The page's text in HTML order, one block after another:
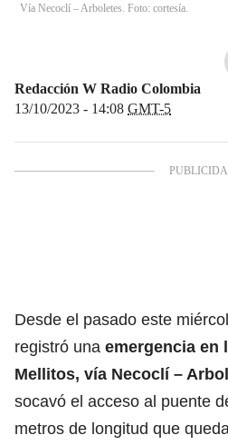
Vía Necoclí – Arboletes. Foto: cortesía.
Redacción W Radio Colombia
13/10/2023 - 14:08 GMT-5
Desde el pasado este
registró una emergencia en
Mellitos, vía Necoclí –
socavó el acceso al puente
metros de longitud que